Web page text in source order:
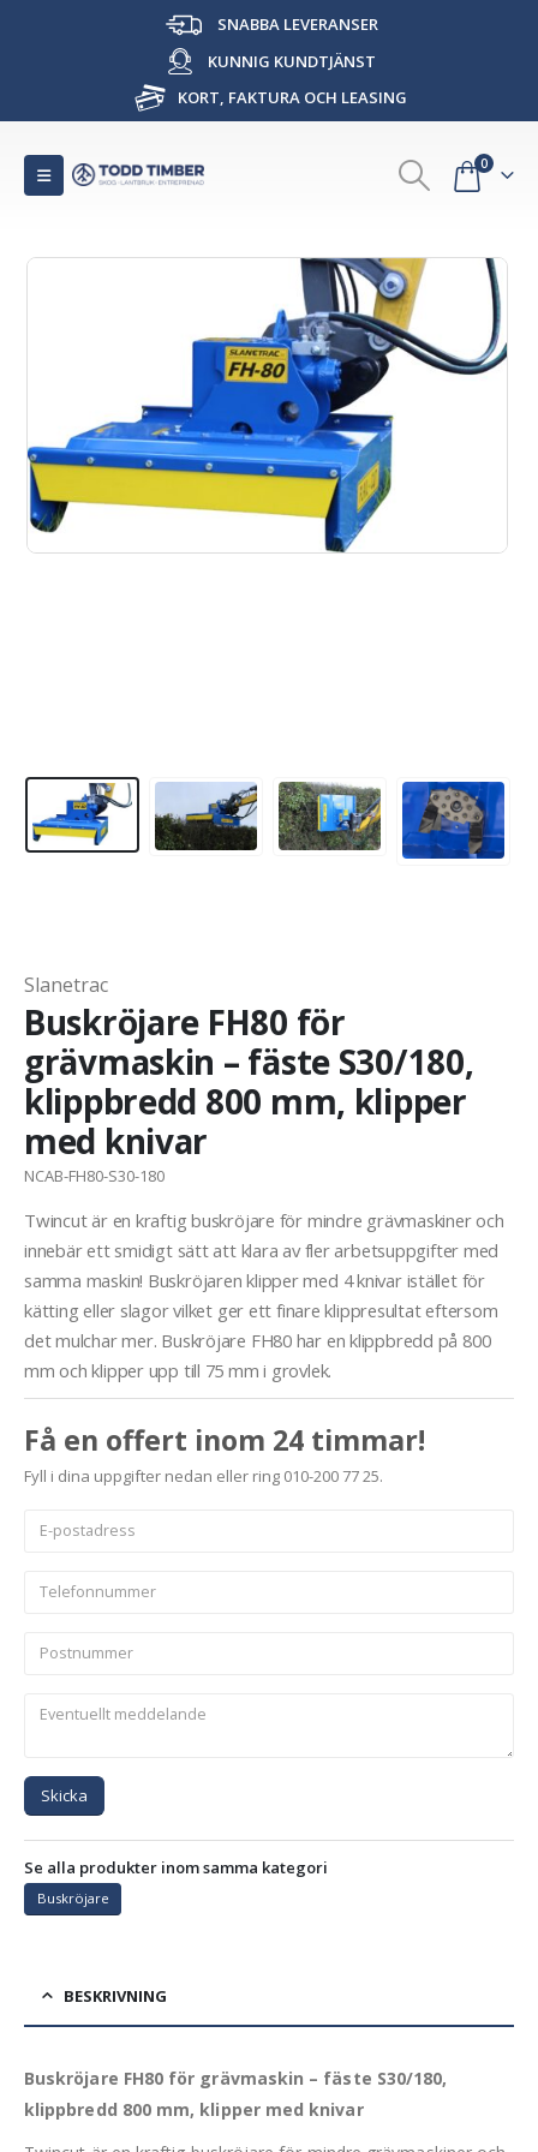
SNABBA LEVERANSER
KUNNIG KUNDTJÄNST
KORT, FAKTURA OCH LEASING
0
Slanetrac
Buskröjare FH80 för
grävmaskin – fäste S30/180,
klippbredd 800 mm, klipper
med knivar
NCAB-FH80-S30-180
Twincut är en kraftig buskröjare för mindre grävmaskiner och
innebär ett smidigt sätt att klara av fler arbetsuppgifter med
samma maskin! Buskröjaren klipper med 4 knivar istället för
kätting eller slagor vilket ger ett finare klippresultat eftersom
det mulchar mer. Buskröjare FH80 har en klippbredd på 800
mm och klipper upp till 75 mm i grovlek.
Få en offert inom 24 timmar!
Fyll i dina uppgifter nedan eller ring 010-200 77 25.
Skicka
Se alla produkter inom samma kategori
Buskröjare
BESKRIVNING
Buskröjare FH80 för grävmaskin – fäste S30/180,
klippbredd 800 mm, klipper med knivar